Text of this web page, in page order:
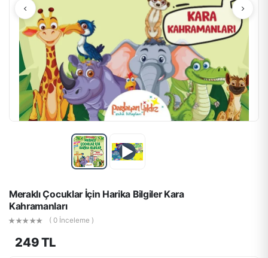
▶
Meraklı Çocuklar İçin Harika Bilgiler Kara
Kahramanları
( 0 İnceleme )
249 TL